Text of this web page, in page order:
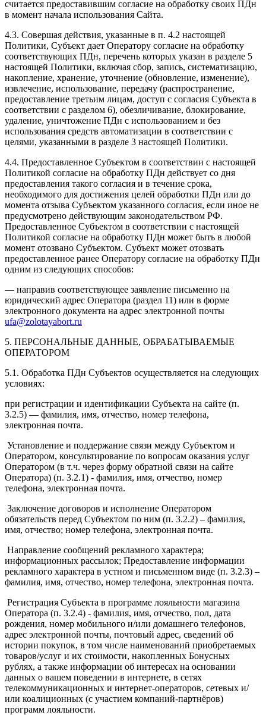
считается предоставившим согласие на обработку своих ПДн
в момент начала использования Сайта.
4.3. Совершая действия, указанные в п. 4.2 настоящей
Политики, Субъект дает Оператору согласие на обработку
соответствующих ПДн, перечень которых указан в разделе 5
настоящей Политики, включая сбор, запись, систематизацию,
накопление, хранение, уточнение (обновление, изменение),
извлечение, использование, передачу (распространение,
предоставление третьим лицам, доступ с согласия Субъекта в
соответствии с разделом 6), обезличивание, блокирование,
удаление, уничтожение ПДн с использованием и без
использования средств автоматизации в соответствии с
целями, указанными в разделе 3 настоящей Политики.
4.4. Предоставленное Субъектом в соответствии с настоящей
Политикой согласие на обработку ПДн действует со дня
предоставления такого согласия и в течение срока,
необходимого для достижения целей обработки ПДн или до
момента отзыва Субъектом указанного согласия, если иное не
предусмотрено действующим законодательством РФ.
Предоставленное Субъектом в соответствии с настоящей
Политикой согласие на обработку ПДн может быть в любой
момент отозвано Субъектом. Субъект может отозвать
предоставленное ранее Оператору согласие на обработку ПДн
одним из следующих способов:
— направив соответствующее заявление письменно на
юридический адрес Оператора (раздел 11) или в форме
электронного документа на адрес электронной почты
ufa@zolotayabort.ru
5. ПЕРСОНАЛЬНЫЕ ДАННЫЕ, ОБРАБАТЫВАЕМЫЕ
ОПЕРАТОРОМ
5.1. Обработка ПДн Субъектов осуществляется на следующих
условиях:
при регистрации и идентификации Субъекта на сайте (п.
3.2.5) — фамилия, имя, отчество, номер телефона,
электронная почта.
Установление и поддержание связи между Субъектом и
Оператором, консультирование по вопросам оказания услуг
Оператором (в т.ч. через форму обратной связи на сайте
Оператора) (п. 3.2.1) - фамилия, имя, отчество, номер
телефона, электронная почта.
Заключение договоров и исполнение Оператором
обязательств перед Субъектом по ним (п. 3.2.2) – фамилия,
имя, отчество; номер телефона, электронная почта.
Направление сообщений рекламного характера;
информационных рассылок; Предоставление информации
рекламного характера в устном и письменном виде (п. 3.2.3) –
фамилия, имя, отчество, номер телефона, электронная почта.
Регистрация Субъекта в программе лояльности магазина
Оператора (п. 3.2.4) - фамилия, имя, отчество, пол, дата
рождения, номер мобильного и/или домашнего телефонов,
адрес электронной почты, почтовый адрес, сведений об
истории покупок, в том числе наименований приобретаемых
товаров/услуг и их стоимости, накопленных Бонусных
рублях, а также информации об интересах на основании
данных о вашем поведении в интернете, в сетях
телекоммуникационных и интернет-операторов, сетевых и/
или коалиционных (с участием компаний-партнёров)
программ лояльности.